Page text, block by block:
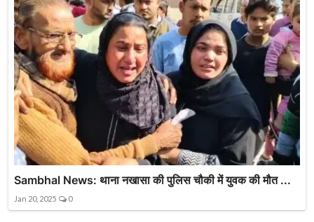
Sambhal News: थाना नखासा की पुलिस चौकी में युवक की मौत ...
Jan 20, 2025 0